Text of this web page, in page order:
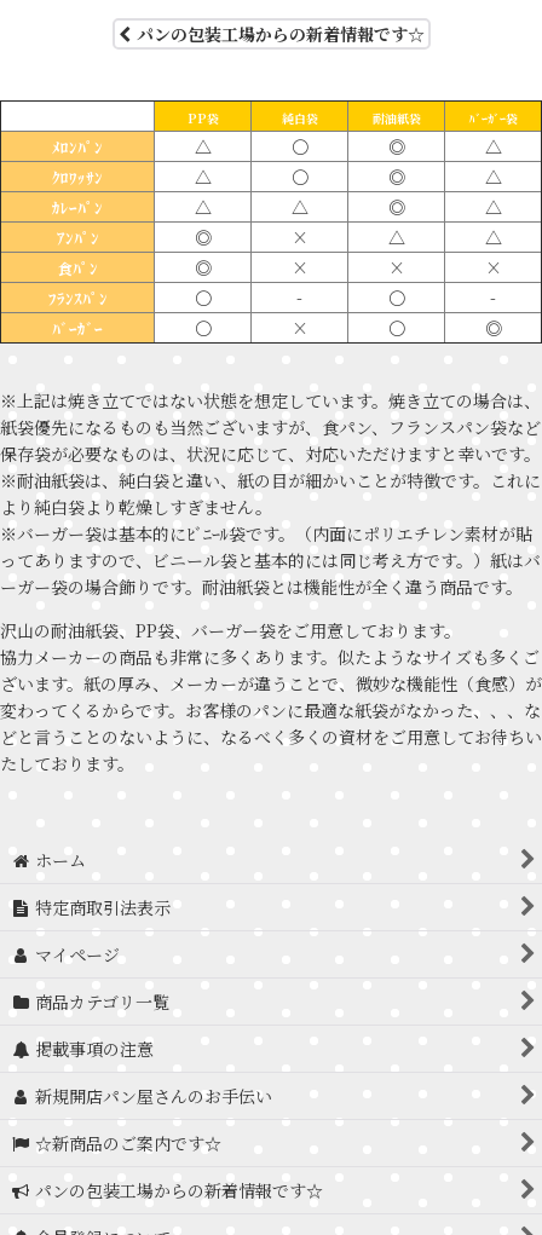
パンの包装工場からの新着情報です☆
PP袋 純白袋 耐油紙袋 ﾊﾞｰｶﾞｰ袋
ﾒﾛﾝﾊﾟﾝ △ 〇 ◎ △
ｸﾛﾜｯｻﾝ △ 〇 ◎ △
ｶﾚｰﾊﾟﾝ △ △ ◎ △
ｱﾝﾊﾟﾝ ◎ × △ △
食ﾊﾟﾝ ◎ × × ×
ﾌﾗﾝｽﾊﾟﾝ 〇 - 〇 -
ﾊﾞｰｶﾞｰ 〇 × 〇 ◎
※上記は焼き立てではない状態を想定しています。焼き立ての場合は、
紙袋優先になるものも当然ございますが、食パン、フランスパン袋など
保存袋が必要なものは、状況に応じて、対応いただけますと幸いです。
※耐油紙袋は、純白袋と違い、紙の目が細かいことが特徴です。これに
より純白袋より乾燥しすぎません。
※バーガー袋は基本的にﾋﾞﾆｰﾙ袋です。（内面にポリエチレン素材が貼
ってありますので、ビニール袋と基本的には同じ考え方です。）紙はバ
ーガー袋の場合飾りです。耐油紙袋とは機能性が全く違う商品です。
沢山の耐油紙袋、PP袋、バーガー袋をご用意しております。
協力メーカーの商品も非常に多くあります。似たようなサイズも多くご
ざいます。紙の厚み、メーカーが違うことで、微妙な機能性（食感）が
変わってくるからです。お客様のパンに最適な紙袋がなかった、、、な
どと言うことのないように、なるべく多くの資材をご用意してお待ちい
たしております。
ホーム
特定商取引法表示
マイページ
商品カテゴリ一覧
掲載事項の注意
新規開店パン屋さんのお手伝い
☆新商品のご案内です☆
パンの包装工場からの新着情報です☆